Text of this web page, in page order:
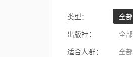
类型： 全部
出版社：
全部
适合人群：
全部